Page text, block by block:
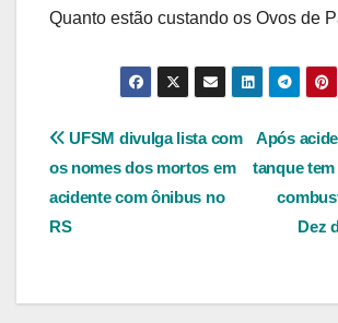
Quanto estão custando os Ovos de
Navegação
de
Post
Após
tanque
Dez
UFSM divulga lista com
os nomes dos mortos em
acidente com ônibus no
RS